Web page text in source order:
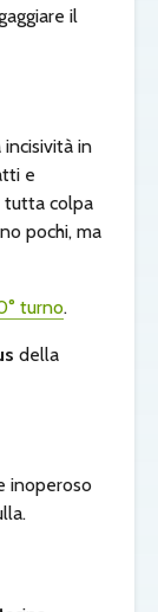
il
in
e
tutta colpa
pochi, ma
turno.
della
inoperoso